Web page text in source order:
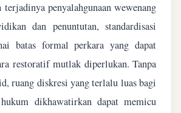
penyalahgunaan wewenang
dan penuntutan, standardisasi
batas formal perkara yang dapat
restoratif mutlak diperlukan. Tanpa
ruang diskresi yang terlalu luas bagi
dikhawatirkan dapat memicu